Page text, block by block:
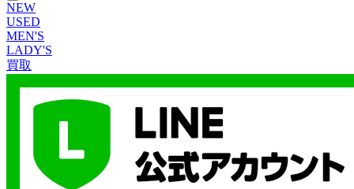
NEW
USED
MEN'S
LADY'S
買取